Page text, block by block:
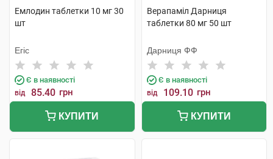
Емлодин таблетки 10 мг 30
шт
Егіс
Є в наявності
від 85.40 грн
КУПИТИ
Верапаміл Дарниця
таблетки 80 мг 50 шт
Дарниця ФФ
Є в наявності
від 109.10 грн
КУПИТИ